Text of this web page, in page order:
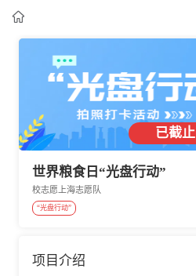

已截止
世界粮食日“光盘行动”
校志愿上海志愿队
“光盘行动”
项目介绍